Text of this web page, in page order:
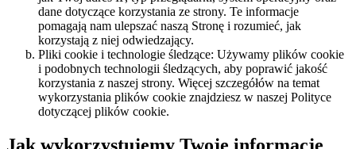
dane dotyczące korzystania ze strony. Te informacje
pomagają nam ulepszać naszą Stronę i rozumieć, jak
korzystają z niej odwiedzający.
Pliki cookie i technologie śledzące: Używamy plików cookie
i podobnych technologii śledzących, aby poprawić jakość
korzystania z naszej strony. Więcej szczegółów na temat
wykorzystania plików cookie znajdziesz w naszej Polityce
dotyczącej plików cookie.
Jak wykorzystujemy Twoje informacje